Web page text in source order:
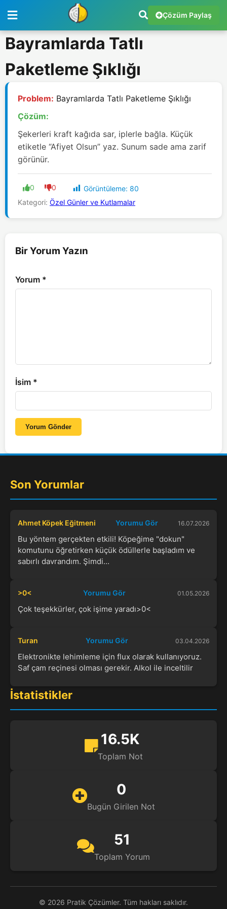
Çözüm Paylaş
Bayramlarda Tatlı
Paketleme Şıklığı
Problem: Bayramlarda Tatlı Paketleme Şıklığı
Çözüm:
Şekerleri kraft kağıda sar, iplerle bağla. Küçük
etiketle “Afiyet Olsun” yaz. Sunum sade ama zarif
görünür.
0 0 Görüntüleme: 80
Kategori: Özel Günler ve Kutlamalar
Bir Yorum Yazın
Yorum *
İsim *
Yorum Gönder
Son Yorumlar
Ahmet Köpek Eğitmeni Yorumu Gör 16.07.2026
Bu yöntem gerçekten etkili! Köpeğime "dokun"
komutunu öğretirken küçük ödüllerle başladım ve
sabırlı davrandım. Şimdi...
>0< Yorumu Gör 01.05.2026
Çok teşekkürler, çok işime yaradı>0<
Turan Yorumu Gör 03.04.2026
Elektronikte lehimleme için flux olarak kullanıyoruz.
Saf çam reçinesi olması gerekir. Alkol ile inceltilir
İstatistikler
16.5K
Toplam Not
0
Bugün Girilen Not
51
Toplam Yorum
© 2026 Pratik Çözümler. Tüm hakları saklıdır.